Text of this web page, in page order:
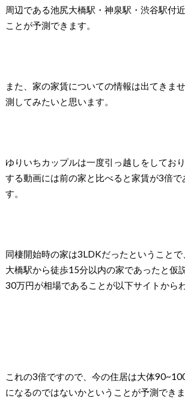
周辺である池尻大橋駅・神泉駅・渋谷駅付
ことが予測できます。
また、家の家賃についての情報は出てきま
測してみたいと思います。
ゆりいちカップルは一度引っ越しをしてお
する動画には前の家と比べると家賃が3倍で
す。
同棲開始時の家は3LDKだったということ
大橋駅から徒歩15分以内の家であったと仮
30万円が相場であることが以下サイトから
これの3倍ですので、今の住居は大体
になるのではないかということが予測できま